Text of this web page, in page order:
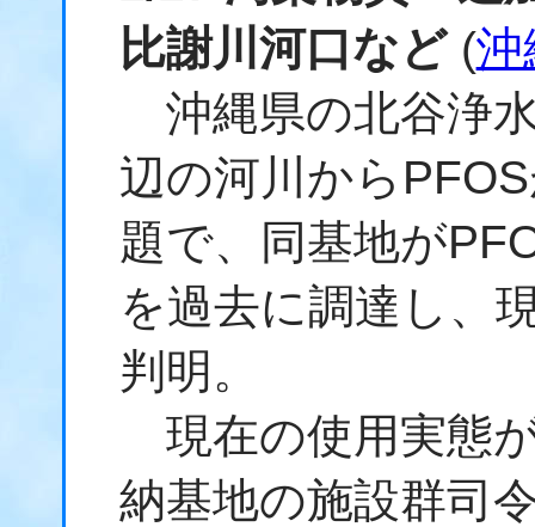
比謝川河口など(沖
沖縄県の北谷浄
辺の河川から
題で、同基地が
を過去に調達し、
判明。
現在の使用実態
納基地の施設群司